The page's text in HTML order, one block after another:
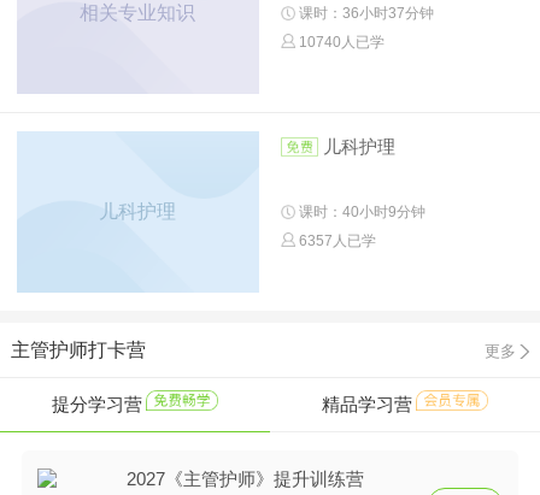
相关专业知识
课时：36小时37分钟
10740人已学
儿科护理
儿科护理
课时：40小时9分钟
6357人已学
主管护师打卡营 更多
提分学习营 精品学习营
2027《主管护师》提升训练营